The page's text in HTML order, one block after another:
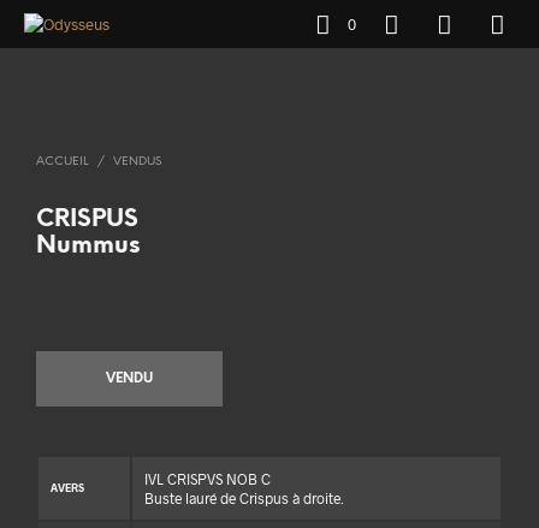
0
ACCUEIL / VENDUS
CRISPUS
Nummus
VENDU
AVERS
IVL CRISPVS NOB C
Buste lauré de Crispus à droite.